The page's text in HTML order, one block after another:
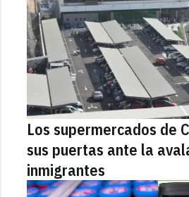
Los supermercados de
sus puertas ante la
inmigrantes